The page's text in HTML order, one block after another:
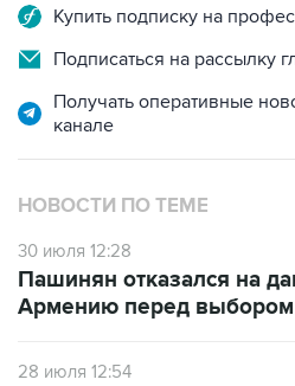
Купить подписку на
Подписаться на рассылку
Получать оперативные
канале
НОВОСТИ ПО ТЕМЕ
30 июля 12:28
Пашинян отказался на
Армению перед
28 июля 12:54